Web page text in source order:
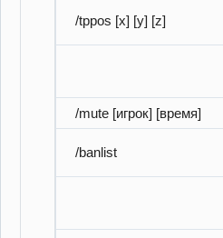
/tppos [x] [y] [z]
/mute [игрок] [время]
/banlist